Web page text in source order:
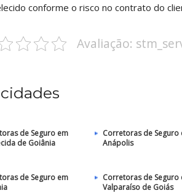
conforme o risco no contrato do
Avaliação:
de Seguro em
de Goiânia
Corretoras de Seguro
Anápolis
de Seguro em
Corretoras de Seguro
Valparaíso de Goiás